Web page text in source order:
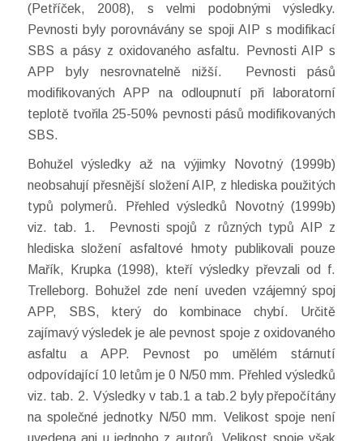
(Petříček, 2008), s velmi podobnými výsledky.
Pevnosti byly porovnávány se spoji AIP s modifikací
SBS a pásy z oxidovaného asfaltu. Pevnosti AIP s
APP byly nesrovnatelně nižší. Pevnosti pásů
modifikovaných APP na odloupnutí při laboratorní
teplotě tvořila 25-50% pevnosti pásů modifikovaných
SBS.
Bohužel výsledky až na výjimky Novotný (1999b)
neobsahují přesnější složení AIP, z hlediska použitých
typů polymerů. Přehled výsledků Novotný (1999b)
viz. tab. 1. Pevnosti spojů z různých typů AIP z
hlediska složení asfaltové hmoty publikovali pouze
Mařík, Krupka (1998), kteří výsledky převzali od f.
Trelleborg. Bohužel zde není uveden vzájemný spoj
APP, SBS, který do kombinace chybí. Určitě
zajímavý výsledek je ale pevnost spoje z oxidovaného
asfaltu a APP. Pevnost po umělém stárnutí
odpovídající 10 letům je 0 N/50 mm. Přehled výsledků
viz. tab. 2. Výsledky v tab.1 a tab.2 byly přepočítány
na společné jednotky N/50 mm. Velikost spoje není
uvedena ani u jednoho z autorů. Velikost spoje však